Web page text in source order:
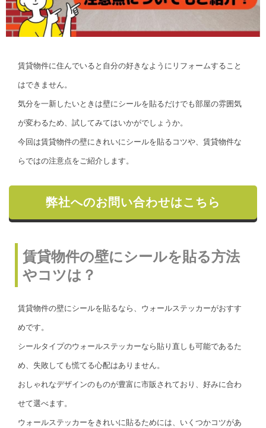
賃貸物件に住んでいると自分の好きなようにリフォームすること
はできません。
気分を一新したいときは壁にシールを貼るだけでも部屋の雰囲気
が変わるため、試してみてはいかがでしょうか。
今回は賃貸物件の壁にきれいにシールを貼るコツや、賃貸物件な
らではの注意点をご紹介します。
弊社へのお問い合わせはこちら
賃貸物件の壁にシールを貼る方法
やコツは？
賃貸物件の壁にシールを貼るなら、ウォールステッカーがおすす
めです。
シールタイプのウォールステッカーなら貼り直しも可能であるた
め、失敗しても慌てる心配はありません。
おしゃれなデザインのものが豊富に市販されており、好みに合わ
せて選べます。
ウォールステッカーをきれいに貼るためには、いくつかコツがあ